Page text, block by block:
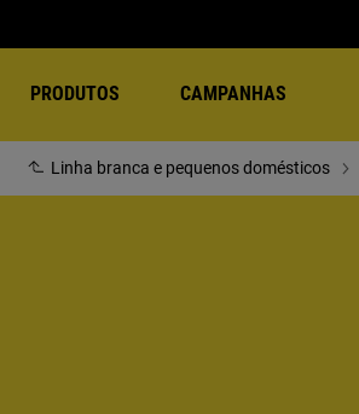
PRODUTOS CAMPANHAS
Linha branca e pequenos domésticos